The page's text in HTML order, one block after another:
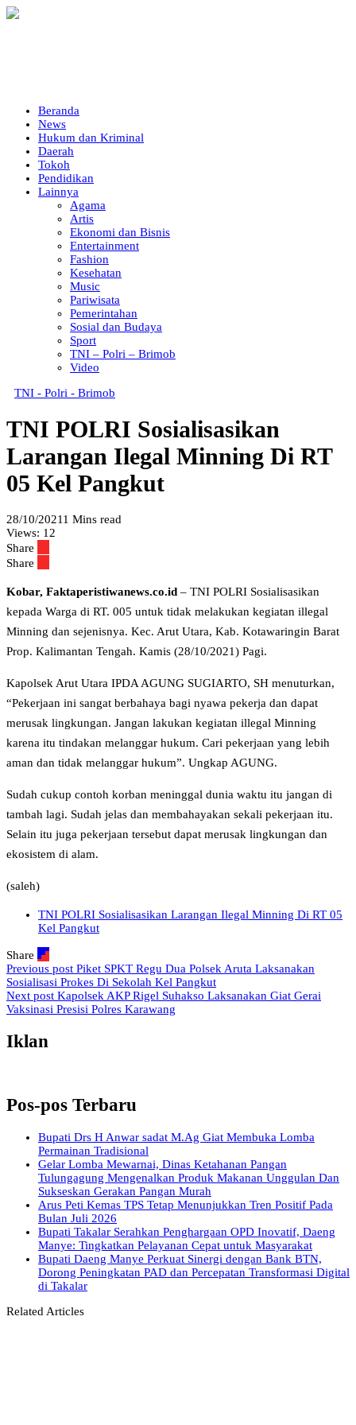
Beranda
News
Hukum dan Kriminal
Daerah
Tokoh
Pendidikan
Lainnya
Agama
Artis
Ekonomi dan Bisnis
Entertainment
Fashion
Kesehatan
Music
Pariwisata
Pemerintahan
Sosial dan Budaya
Sport
TNI – Polri – Brimob
Video
TNI - Polri - Brimob
TNI POLRI Sosialisasikan
Larangan Ilegal Minning Di RT
05 Kel Pangkut
28/10/20211 Mins read
Views: 12
Share
Share
Kobar, Faktaperistiwanews.co.id – TNI POLRI Sosialisasikan
kepada Warga di RT. 005 untuk tidak melakukan kegiatan illegal
Minning dan sejenisnya. Kec. Arut Utara, Kab. Kotawaringin Barat
Prop. Kalimantan Tengah. Kamis (28/10/2021) Pagi.
Kapolsek Arut Utara IPDA AGUNG SUGIARTO, SH menuturkan,
“Pekerjaan ini sangat berbahaya bagi nyawa pekerja dan dapat
merusak lingkungan. Jangan lakukan kegiatan illegal Minning
karena itu tindakan melanggar hukum. Cari pekerjaan yang lebih
aman dan tidak melanggar hukum”. Ungkap AGUNG.
Sudah cukup contoh korban meninggal dunia waktu itu jangan di
tambah lagi. Sudah jelas dan membahayakan sekali pekerjaan itu.
Selain itu juga pekerjaan tersebut dapat merusak lingkungan dan
ekosistem di alam.
(saleh)
TNI POLRI Sosialisasikan Larangan Ilegal Minning Di RT 05
Kel Pangkut
Share
Previous post Piket SPKT Regu Dua Polsek Aruta Laksanakan
Sosialisasi Prokes Di Sekolah Kel Pangkut
Next post Kapolsek AKP Rigel Suhakso Laksanakan Giat Gerai
Vaksinasi Presisi Polres Karawang
Iklan
Pos-pos Terbaru
Bupati Drs H Anwar sadat M.Ag Giat Membuka Lomba
Permainan Tradisional
Gelar Lomba Mewarnai, Dinas Ketahanan Pangan
Tulungagung Mengenalkan Produk Makanan Unggulan Dan
Sukseskan Gerakan Pangan Murah
Arus Peti Kemas TPS Tetap Menunjukkan Tren Positif Pada
Bulan Juli 2026
Bupati Takalar Serahkan Penghargaan OPD Inovatif, Daeng
Manye: Tingkatkan Pelayanan Cepat untuk Masyarakat
Bupati Daeng Manye Perkuat Sinergi dengan Bank BTN,
Dorong Peningkatan PAD dan Percepatan Transformasi Digital
di Takalar
Related Articles